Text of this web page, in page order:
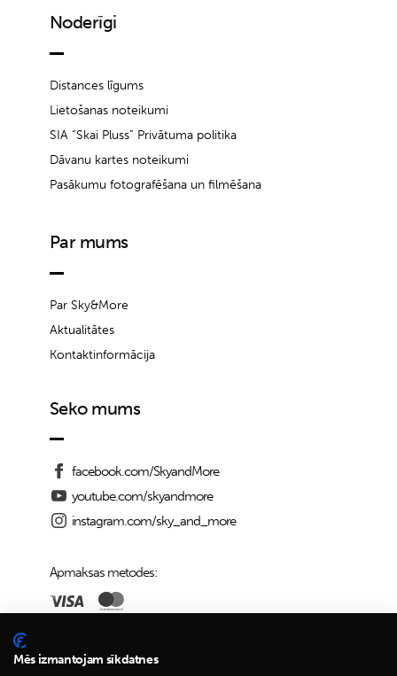
Noderīgi
Distances līgums
Lietošanas noteikumi
SIA “Skai Pluss” Privātuma politika
Dāvanu kartes noteikumi
Pasākumu fotografēšana un filmēšana
Par mums
Par Sky&More
Aktualitātes
Kontaktinformācija
Seko mums
facebook.com/SkyandMore
youtube.com/skyandmore
instagram.com/sky_and_more
Apmaksas metodes:
Piegādes iespējas:
Mēs izmantojam sīkdatnes